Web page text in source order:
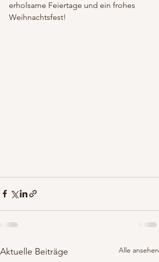
erholsame Feiertage und ein frohes
Weihnachtsfest!
Aktuelle Beiträge Alle ansehen